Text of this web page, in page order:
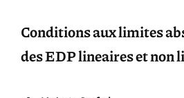
Conditions aux limites
des EDP lineaires et non